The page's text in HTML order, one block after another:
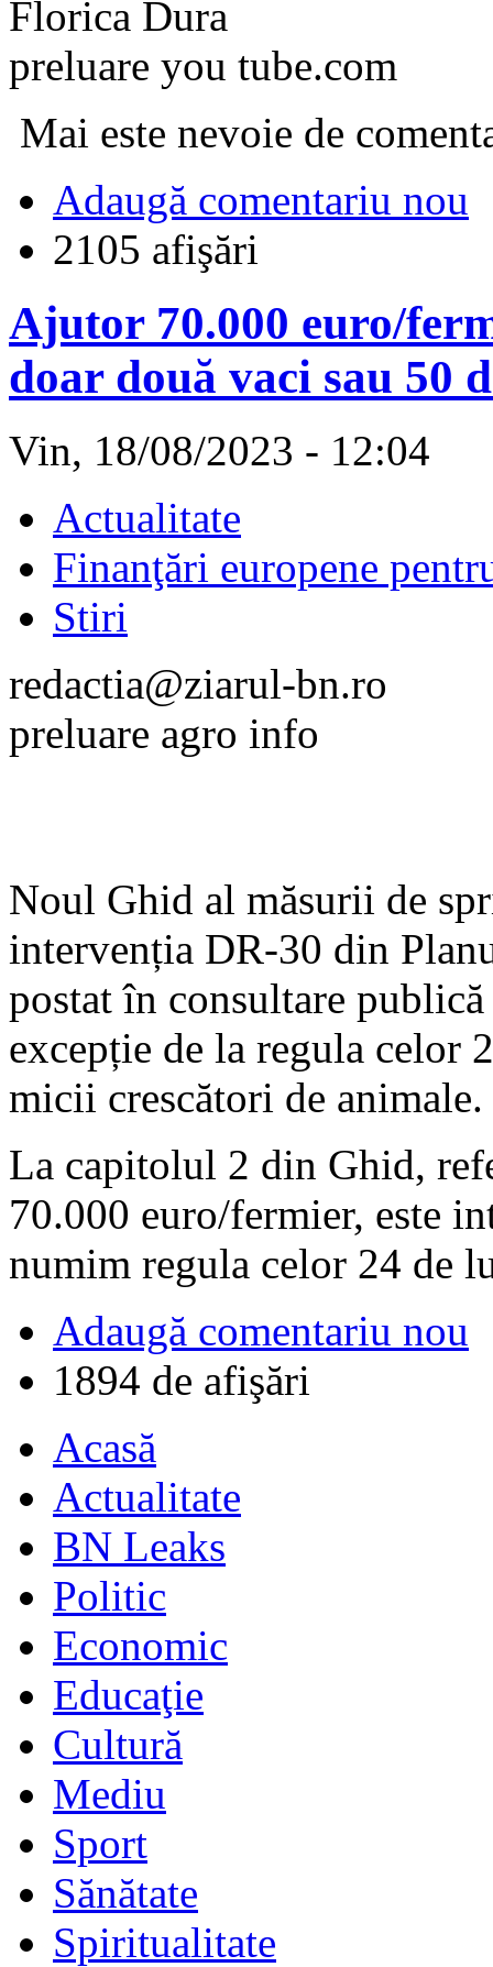
Florica Dura
preluare you tube.com
Mai este nevoie de
Adaugă comentariu nou
2105 afişări
Ajutor 70.000 euro/
doar două vaci sau 50
Vin, 18/08/2023 - 12:04
Actualitate
Finanţări europene
Stiri
redactia@ziarul-bn.ro
preluare agro info
Noul Ghid al măsurii de
intervenția DR-30 din
postat în consultare
excepție de la regula
micii crescători de animale.
La capitolul 2 din Ghid,
70.000 euro/fermier, este
numim regula celor 24 de
Adaugă comentariu nou
1894 de afişări
Acasă
Actualitate
BN Leaks
Politic
Economic
Educaţie
Cultură
Mediu
Sport
Sănătate
Spiritualitate